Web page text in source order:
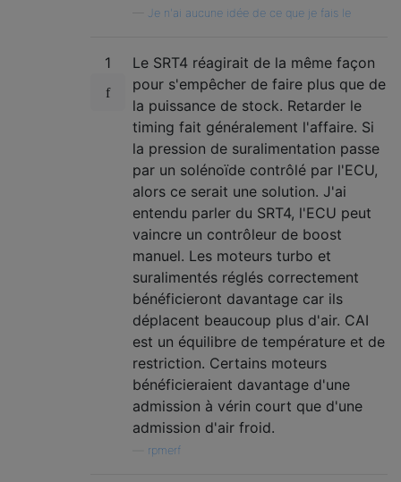
Je n'ai aucune idée de ce que je fais le
1
Le SRT4 réagirait de la même façon
pour s'empêcher de faire plus que de
la puissance de stock. Retarder le
timing fait généralement l'affaire. Si
la pression de suralimentation passe
par un solénoïde contrôlé par l'ECU,
alors ce serait une solution. J'ai
entendu parler du SRT4, l'ECU peut
vaincre un contrôleur de boost
manuel. Les moteurs turbo et
suralimentés réglés correctement
bénéficieront davantage car ils
déplacent beaucoup plus d'air. CAI
est un équilibre de température et de
restriction. Certains moteurs
bénéficieraient davantage d'une
admission à vérin court que d'une
admission d'air froid.
rpmerf